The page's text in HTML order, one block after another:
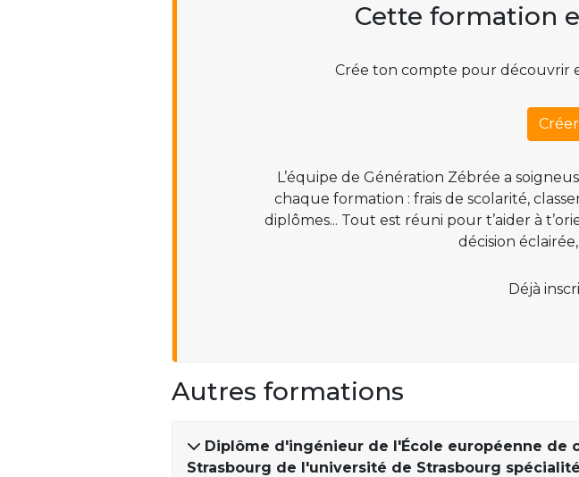
Cette formation
Crée ton compte pour découvrir
L’équipe de Génération Zébrée a
chaque formation : frais de scolarité,
diplômes... Tout est réuni pour t’aider à
décision
Déjà
Autres formations
Diplôme d'ingénieur de l'École européenne de
Strasbourg de l'université de Strasbourg